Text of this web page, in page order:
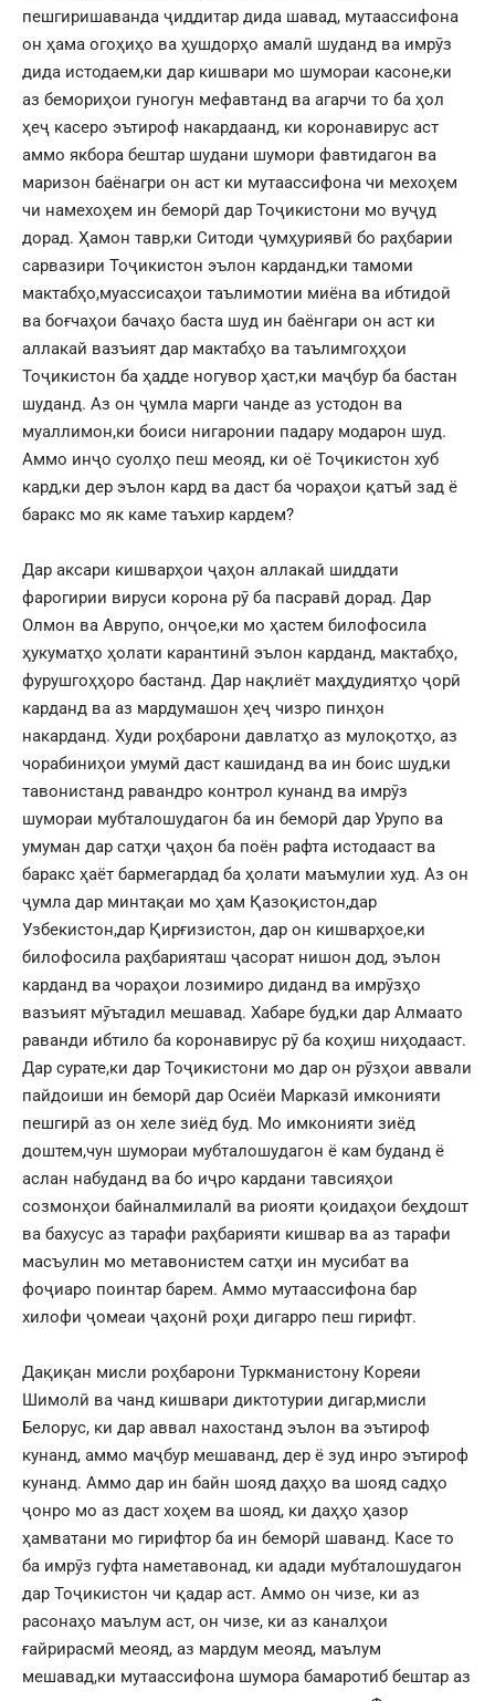
пешгиришаванда ҷиддитар дида шавад, мутаассифона
он ҳама огоҳиҳо ва ҳушдорҳо амалӣ шуданд ва имрӯз
дида истодаем,ки дар кишвари мо шумораи касоне,ки
аз бемориҳои гуногун мефавтанд ва агарчи то ба ҳол
ҳеҷ касеро эътироф накардаанд, ки коронавирус аст
аммо якбора бештар шудани шумори фавтидагон ва
маризон баёнагри он аст ки мутаассифона чи мехоҳем
чи намехоҳем ин беморӣ дар Тоҷикистони мо вуҷуд
дорад. Ҳамон тавр,ки Ситоди ҷумҳуриявӣ бо раҳбарии
сарвазири Тоҷикистон эълон карданд,ки тамоми
мактабҳо,муассисаҳои таълимотии миёна ва ибтидоӣ
ва боғчаҳои бачаҳо баста шуд ин баёнгари он аст ки
аллакай вазъият дар мактабҳо ва таълимгоҳҳои
Тоҷикистон ба ҳадде ногувор ҳаст,ки маҷбур ба бастан
шуданд. Аз он ҷумла марги чанде аз устодон ва
муаллимон,ки боиси нигаронии падару модарон шуд.
Аммо инҷо суолҳо пеш меояд, ки оё Тоҷикистон хуб
кард,ки дер эълон кард ва даст ба чораҳои қатъӣ зад ё
баракс мо як каме таъхир кардем?
Дар аксари кишварҳои ҷаҳон аллакай шиддати
фарогирии вируси корона рӯ ба пасравӣ дорад. Дар
Олмон ва Аврупо, онҷое,ки мо ҳастем билофосила
ҳукуматҳо ҳолати карантинӣ эълон карданд, мактабҳо,
фурушгоҳҳоро бастанд. Дар нақлиёт маҳдудиятҳо ҷорӣ
карданд ва аз мардумашон ҳеҷ чизро пинҳон
накарданд. Худи роҳбарони давлатҳо аз мулоқотҳо, аз
чорабиниҳои умумӣ даст кашиданд ва ин боис шуд,ки
тавонистанд равандро контрол кунанд ва имрӯз
шумораи мубталошудагон ба ин беморӣ дар Урупо ва
умуман дар сатҳи ҷаҳон ба поён рафта истодааст ва
баракс ҳаёт бармегардад ба ҳолати маъмулии худ. Аз он
ҷумла дар минтақаи мо ҳам Қазоқистон,дар
Узбекистон,дар Қирғизистон, дар он кишварҳое,ки
билофосила раҳбарияташ ҷасорат нишон дод, эълон
карданд ва чораҳои лозимиро диданд ва имрӯзҳо
вазъият мӯътадил мешавад. Хабаре буд,ки дар Алмаато
раванди ибтило ба коронавирус рӯ ба коҳиш ниҳодааст.
Дар сурате,ки дар Тоҷикистони мо дар он рӯзҳои аввали
пайдоиши ин беморӣ дар Осиёи Марказӣ имконияти
пешгирӣ аз он хеле зиёд буд. Мо имконияти зиёд
доштем,чун шумораи мубталошудагон ё кам буданд ё
аслан набуданд ва бо иҷро кардани тавсияҳои
созмонҳои байналмилалӣ ва риояти қоидаҳои беҳдошт
ва бахусус аз тарафи раҳбарияти кишвар ва аз тарафи
масъулин мо метавонистем сатҳи ин мусибат ва
фоҷиаро поинтар барем. Аммо мутаассифона бар
хилофи ҷомеаи ҷаҳонӣ роҳи дигарро пеш гирифт.
Дақиқан мисли роҳбарони Туркманистону Кореяи
Шимолӣ ва чанд кишвари диктотурии дигар,мисли
Белорус, ки дар аввал нахостанд эълон ва эътироф
кунанд, аммо маҷбур мешаванд, дер ё зуд инро эътироф
кунанд. Аммо дар ин байн шояд даҳҳо ва шояд садҳо
ҷонро мо аз даст хоҳем ва шояд, ки даҳҳо ҳазор
ҳамватани мо гирифтор ба ин беморӣ шаванд. Касе то
ба имрӯз гуфта наметавонад, ки адади мубталошудагон
дар Тоҷикистон чи қадар аст. Аммо он чизе, ки аз
расонаҳо маълум аст, он чизе, ки аз каналҳои
ғайрирасмӣ меояд, аз мардум меояд, маълум
мешавад,ки мутаассифона шумора бамаротиб бештар аз